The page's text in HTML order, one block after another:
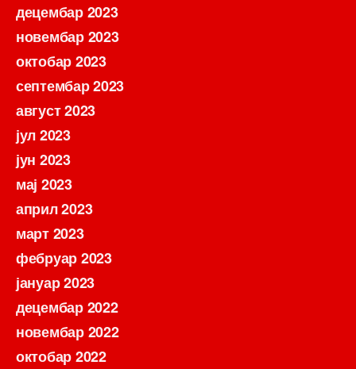
децембар 2023
новембар 2023
октобар 2023
септембар 2023
август 2023
јул 2023
јун 2023
мај 2023
април 2023
март 2023
фебруар 2023
јануар 2023
децембар 2022
новембар 2022
октобар 2022